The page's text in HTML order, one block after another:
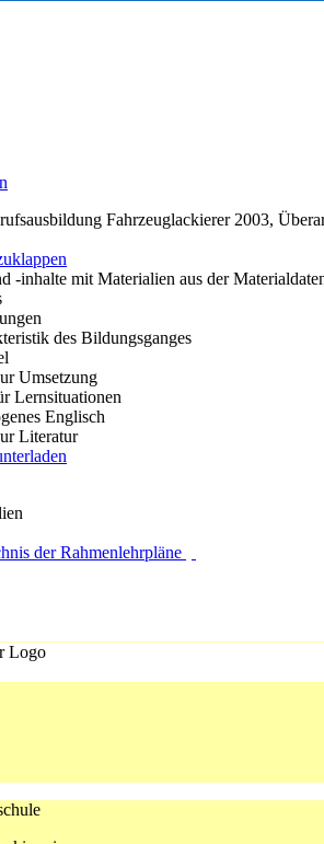
Fahrzeuglackierer 2003,
-inhalte mit Materialien aus der
des Bildungsganges
Umsetzung
Lernsituationen
Englisch
Literatur
der Rahmenlehrpläne